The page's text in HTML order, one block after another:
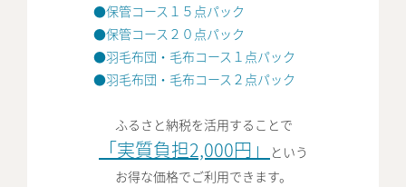
●保管コース１５点パック
●保管コース２０点パック
●羽毛布団・毛布コース１点パック
●羽毛布団・毛布コース２点パック
ふるさと納税を活用することで
「実質負担2,000円」
という
お得な価格でご利用できます。